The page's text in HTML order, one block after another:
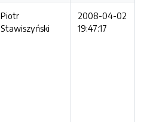
Piotr
Stawiszyński
2008-04-02
19:47:17